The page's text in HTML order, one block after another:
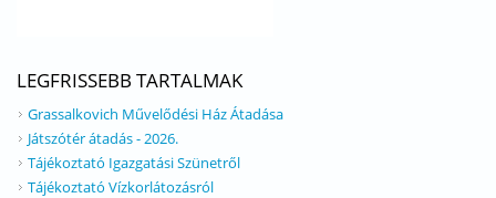
LEGFRISSEBB TARTALMAK
Grassalkovich Művelődési Ház Átadása
Játszótér átadás - 2026.
Tájékoztató Igazgatási Szünetről
Tájékoztató Vízkorlátozásról